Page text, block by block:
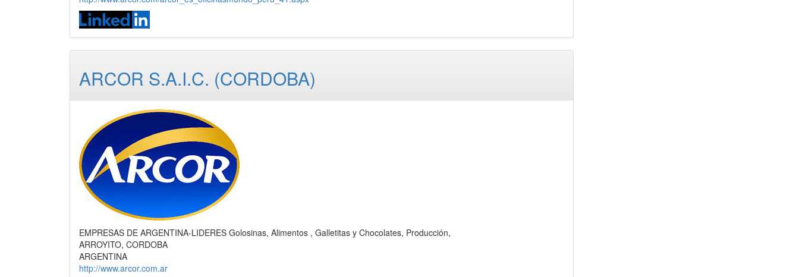
ARCOR S.A.I.C. (CORDOBA)
EMPRESAS DE ARGENTINA-LIDERES Golosinas, Alimentos , Galletitas y Chocolates, Producción,
ARROYITO, CORDOBA
ARGENTINA
http://www.arcor.com.ar